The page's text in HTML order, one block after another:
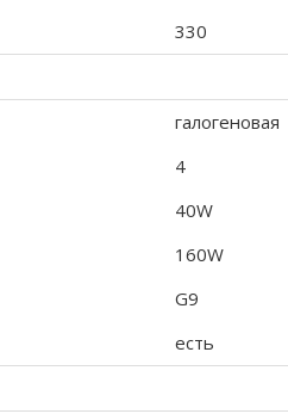
330
галогеновая
4
40W
160W
G9
есть